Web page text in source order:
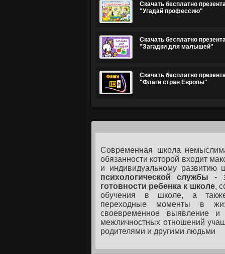
Скачать бесплатно
"Угадай профессию"
Скачать бесплатно
"Загадки для малышей"
Скачать бесплатно
"Флаги стран Европы"
Современная школа
обязанности которой входит
и индивидуальному развитию
психологической службы -
готовности ребенка к школе,
обучения в школе, а также
переходные моменты в
своевременное выявление и
межличностных отношений
родителями и другими людьми